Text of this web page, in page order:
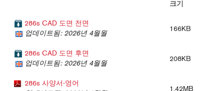
크기
286s CAD 도면 전면
업데이트됨: 2026년 4월월
166KB
286s CAD 도면 후면
업데이트됨: 2026년 4월월
208KB
286s 사양서-영어
1.42MB